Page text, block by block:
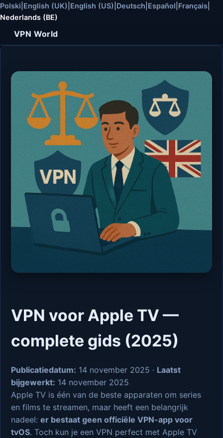
Polski English (UK) English (US) Deutsch Español Français
Nederlands (BE)
VPN World
VPN voor Apple TV —
complete gids (2025)
Publicatiedatum: 14 november 2025 · Laatst
bijgewerkt: 14 november 2025
Apple TV is één van de beste apparaten om series
en films te streamen, maar heeft een belangrijk
nadeel: er bestaat geen officiële VPN-app voor
tvOS. Toch kun je een VPN perfect met Apple TV